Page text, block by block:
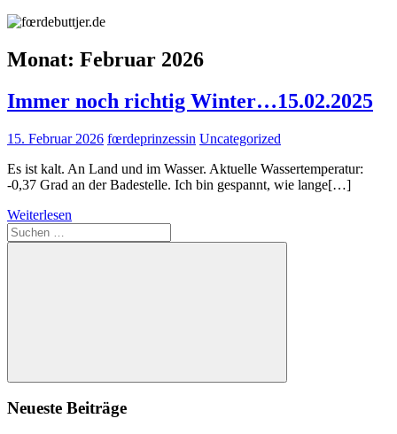
Monat: Februar 2026
Immer noch richtig Winter…15.02.2025
15. Februar 2026 fœrdeprinzessin Uncategorized
Es ist kalt. An Land und im Wasser. Aktuelle Wassertemperatur:
-0,37 Grad an der Badestelle. Ich bin gespannt, wie lange[…]
Weiterlesen
Suchen
nach:
Suchen
Neueste Beiträge